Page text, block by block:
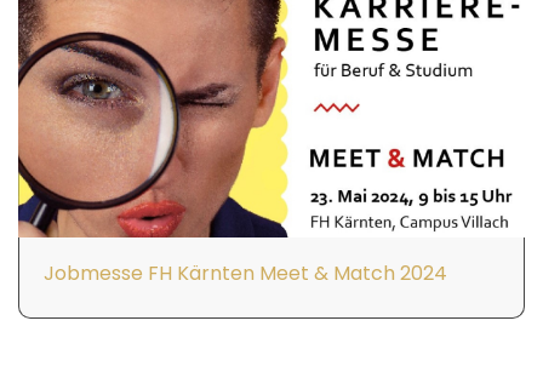
Jobmesse FH Kärnten Meet & Match 2024